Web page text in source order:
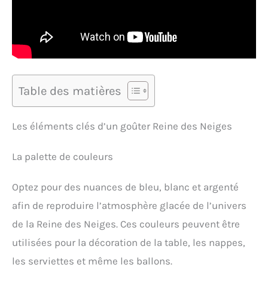
Table des matières
Les éléments clés d’un goûter Reine des Neiges
La palette de couleurs
Optez pour des nuances de bleu, blanc et argenté
afin de reproduire l’atmosphère glacée de l’univers
de la Reine des Neiges. Ces couleurs peuvent être
utilisées pour la décoration de la table, les nappes,
les serviettes et même les ballons.